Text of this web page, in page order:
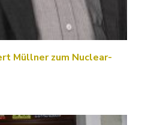
Müllner zum Nuclear-